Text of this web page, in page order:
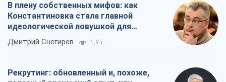
В плену собственных мифов: как
Константиновка стала главной
идеологической ловушкой для
российских оккупантов
Дмитрий Снегирев 1,9 т.
Рекрутинг: обновленный и, похоже,